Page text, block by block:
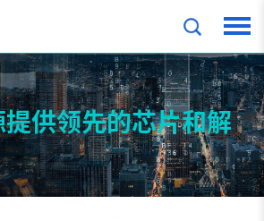
供领先的芯片和解